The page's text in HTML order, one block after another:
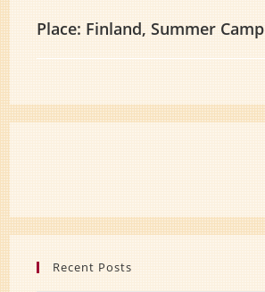
Place: Finland, Summer Camp
Recent Posts